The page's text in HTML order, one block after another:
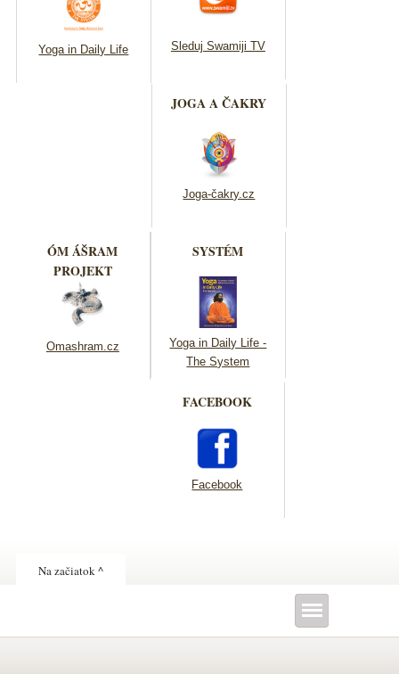
Yoga in Daily Life Sleduj Swamiji TV
JOGA A ČAKRY
Joga-čakry.cz
ÓM ÁŠRAM
PROJEKT
Omashram.cz
SYSTÉM
Yoga in Daily Life -
The System
FACEBOOK
Facebook
Na začiatok ^